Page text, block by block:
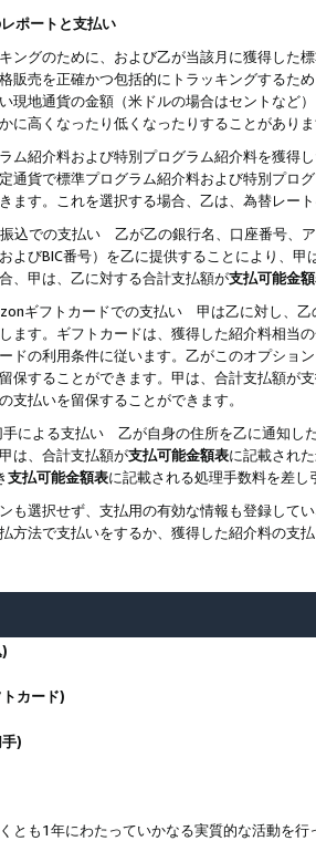
ポートと支払い
ングのために、および乙が当該月に獲得した
販売を正確かつ包括的にトラッキングするた
現地通貨の金額（米ドルの場合はセントなど
に高くなったり低くなったりすることがあり
ム紹介料および特別プログラム紹介料を獲得
通貨で標準プログラム紹介料および特別プロ
ます。これを選択する場合、乙は、為替レー
込での支払い 乙が乙の銀行名、口座番号、
よびBIC番号）を乙に提供することにより、
、甲は、乙に対する合計支払額が支払可能金
ギフトカードでの支払い 甲は乙に対し、乙
ます。ギフトカードは、獲得した紹介料相当
ドの利用条件に従います。乙がこのオプショ
保することができます。甲は、合計支払額が
支払いを留保することができます。
手による支払い 乙が自身の住所を乙に通知し
は、合計支払額が支払可能金額表に記載され
支払可能金額表に記載される処理手数料を差し
も選択せず、支払用の有効な情報も登録して
方法で支払いをするか、獲得した紹介料の支
カード)
)
とも1年にわたっていかなる実質的な活動を